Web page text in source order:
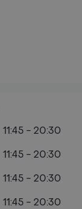
11:45 - 20:30
11:45 - 20:30
11:45 - 20:30
11:45 - 20:30